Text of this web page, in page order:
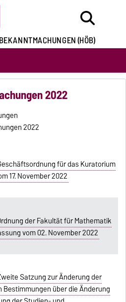
BEKANNTMACHUNGEN(HÖB)
2022
2022
für das Kuratorium
17. November 2022
der Fakultät für Mathematik
vom 02. November 2022
Satzung zur Änderung der
Bestimmungen über die Änderung